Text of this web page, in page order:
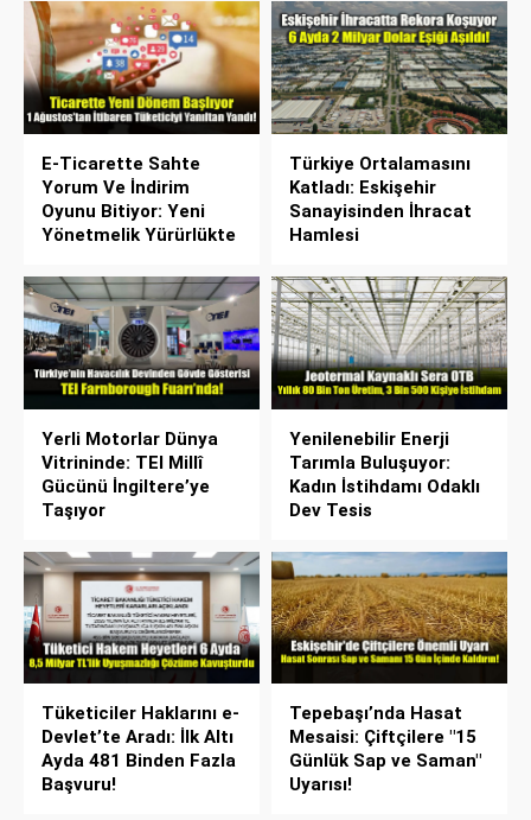
E-Ticarette Sahte
Yorum Ve İndirim
Oyunu Bitiyor: Yeni
Yönetmelik Yürürlükte
Türkiye Ortalamasını
Katladı: Eskişehir
Sanayisinden İhracat
Hamlesi
Yerli Motorlar Dünya
Vitrininde: TEI Millî
Gücünü İngiltere’ye
Taşıyor
Yenilenebilir Enerji
Tarımla Buluşuyor:
Kadın İstihdamı Odaklı
Dev Tesis
Tüketiciler Haklarını e-
Devlet’te Aradı: İlk Altı
Ayda 481 Binden Fazla
Başvuru!
Tepebaşı’nda Hasat
Mesaisi: Çiftçilere "15
Günlük Sap ve Saman"
Uyarısı!